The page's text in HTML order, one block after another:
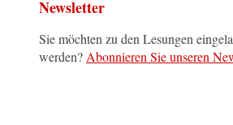
Newsletter
Sie möchten zu den Lesungen
werden?Abonnieren Sie unseren